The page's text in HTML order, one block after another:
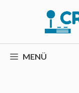
MENÜ